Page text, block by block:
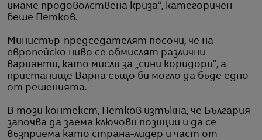
имаме продоволствена криза“, категоричен
беше Петков.
Министър-председателят посочи, че на
европейско ниво се обмислят различни
варианти, като мисли за „сини коридори“, а
пристанище Варна също би могло да бъде едно
от решенията.
В този контекст, Петков изтъкна, че България
започва да заема ключови позиции и да се
възприема като страна-лидер и част от